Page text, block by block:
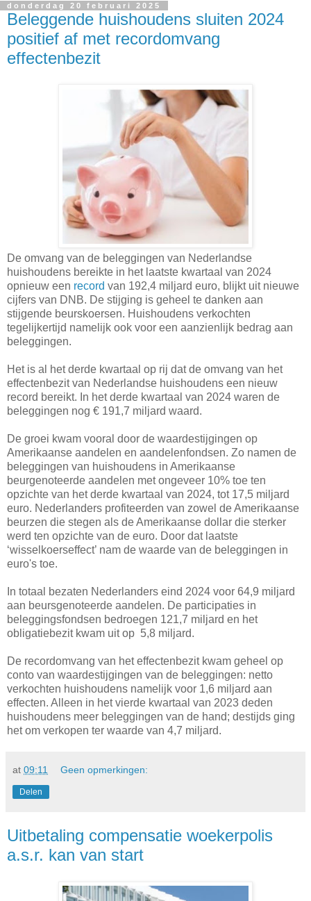
donderdag 20 februari 2025
Beleggende huishoudens sluiten 2024
positief af met recordomvang
effectenbezit
De omvang van de beleggingen van Nederlandse
huishoudens bereikte in het laatste kwartaal van 2024
opnieuw een record van 192,4 miljard euro, blijkt uit nieuwe
cijfers van DNB. De stijging is geheel te danken aan
stijgende beurskoersen. Huishoudens verkochten
tegelijkertijd namelijk ook voor een aanzienlijk bedrag aan
beleggingen.
Het is al het derde kwartaal op rij dat de omvang van het
effectenbezit van Nederlandse huishoudens een nieuw
record bereikt. In het derde kwartaal van 2024 waren de
beleggingen nog € 191,7 miljard waard.
De groei kwam vooral door de waardestijgingen op
Amerikaanse aandelen en aandelenfondsen. Zo namen de
beleggingen van huishoudens in Amerikaanse
beurgenoteerde aandelen met ongeveer 10% toe ten
opzichte van het derde kwartaal van 2024, tot 17,5 miljard
euro. Nederlanders profiteerden van zowel de Amerikaanse
beurzen die stegen als de Amerikaanse dollar die sterker
werd ten opzichte van de euro. Door dat laatste
‘wisselkoerseffect’ nam de waarde van de beleggingen in
euro's toe.
In totaal bezaten Nederlanders eind 2024 voor 64,9 miljard
aan beursgenoteerde aandelen. De participaties in
beleggingsfondsen bedroegen 121,7 miljard en het
obligatiebezit kwam uit op 5,8 miljard.
De recordomvang van het effectenbezit kwam geheel op
conto van waardestijgingen van de beleggingen: netto
verkochten huishoudens namelijk voor 1,6 miljard aan
effecten. Alleen in het vierde kwartaal van 2023 deden
huishoudens meer beleggingen van de hand; destijds ging
het om verkopen ter waarde van 4,7 miljard.
at 09:11 Geen opmerkingen:
Delen
Uitbetaling compensatie woekerpolis
a.s.r. kan van start